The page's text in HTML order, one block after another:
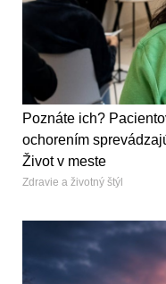
Poznáte ich?
ochorením
Život v meste
Zdravie a životný štýl